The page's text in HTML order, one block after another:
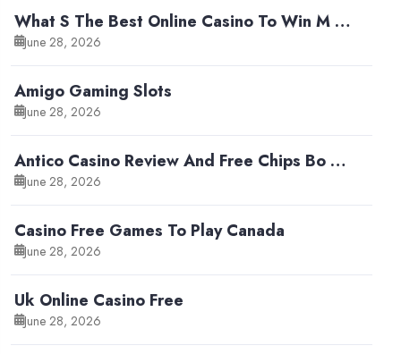
What S The Best Online Casino To Win M …
June 28, 2026
Amigo Gaming Slots
June 28, 2026
Antico Casino Review And Free Chips Bo …
June 28, 2026
Casino Free Games To Play Canada
June 28, 2026
Uk Online Casino Free
June 28, 2026